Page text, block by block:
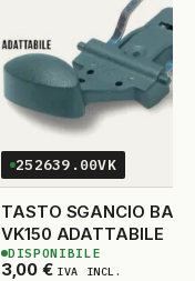
252639.00VK
TASTO SGANCIO
VK150 ADATTABILE
3,00 € IVA INCL.
2DISPONIBILI
DISPONIBILE